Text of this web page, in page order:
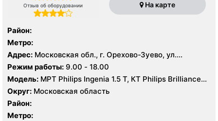
Отзыв об оборудовании На карте
Район:
Метро:
Адрес: Московская обл., г. Орехово-Зуево, ул.
Дзержинского, 41
Режим работы: 9.00 - 18.00
Модель: МРТ Philips Ingenia 1.5 T, КТ Philips Brilliance
64 среза
Округ: Московская область
Район:
Метро: